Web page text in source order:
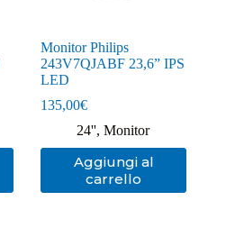
Monitor Philips
243V7QJABF 23,6” IPS
LED
135,00€
24'',Monitor
Aggiungi al
carrello